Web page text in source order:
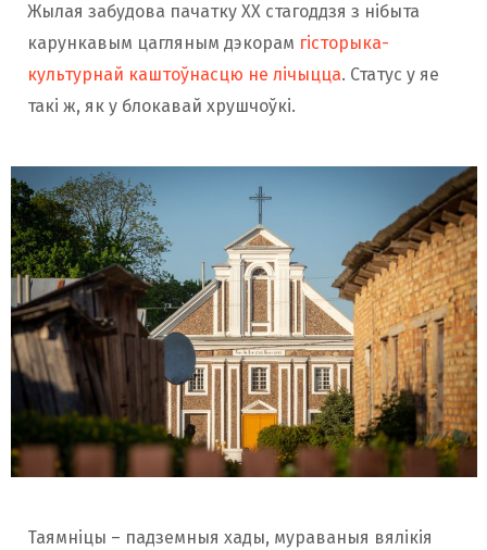
Жылая забудова пачатку XX стагоддзя з нібыта
карункавым цагляным дэкорам гісторыка-
культурнай каштоўнасцю не лічыцца. Статус у яе
такі ж, як у блокавай хрушчоўкі.
Таямніцы – падземныя хады, мураваныя вялікія